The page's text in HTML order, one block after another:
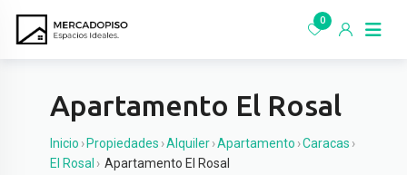
0
Apartamento El Rosal
Inicio › Propiedades ›Alquiler›Apartamento ›Caracas ›
El Rosal › Apartamento El Rosal